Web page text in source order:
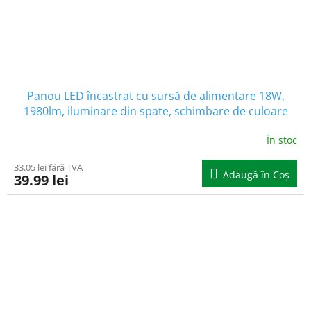
Panou LED încastrat cu sursă de alimentare 18W,
1980lm, iluminare din spate, schimbare de culoare
În stoc
33.05 lei fără TVA
39.99 lei Adaugă în Coş